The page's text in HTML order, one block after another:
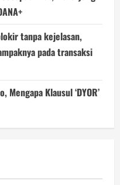
tanpa kejelasan,
pada transaksi
Klausul ‘DYOR’